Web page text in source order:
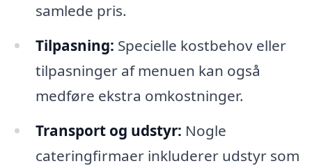
samlede pris.
Tilpasning: Specielle kostbehov eller
tilpasninger af menuen kan også
medføre ekstra omkostninger.
Transport og udstyr: Nogle
cateringfirmaer inkluderer udstyr som